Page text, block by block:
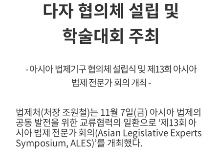
다자 협의체 설립 및
학술대회 주최
- 아시아 법제기구 협의체 설립식 및 제13회 아시아
법제 전문가 회의 개최-
법제처(처장 조원철)는 11월 7일(금) 아시아 법제의
공동 발전을 위한 교류협력의 일환으로‘제13회 아
시아 법제 전문가 회의(Asian Legislative Experts
Symposium, ALES)’를 개최했다.